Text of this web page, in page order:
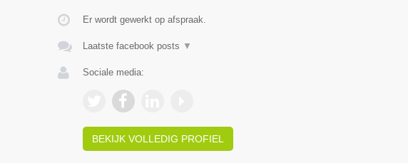
Er wordt gewerkt op afspraak.
Laatste facebook posts ▼
Sociale media:
BEKIJK VOLLEDIG PROFIEL